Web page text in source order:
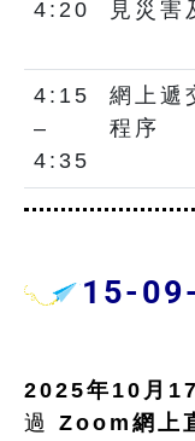
4:20
見災害
4:15
–
4:35
網上遞
程序
15-
2025年10月
過 Zoom網上